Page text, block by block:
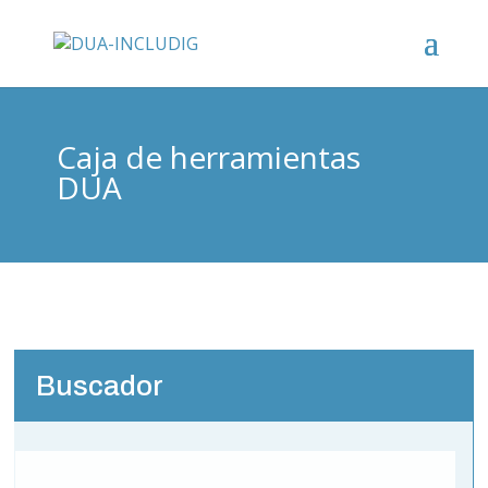
Caja de herramientas
DUA
Buscador